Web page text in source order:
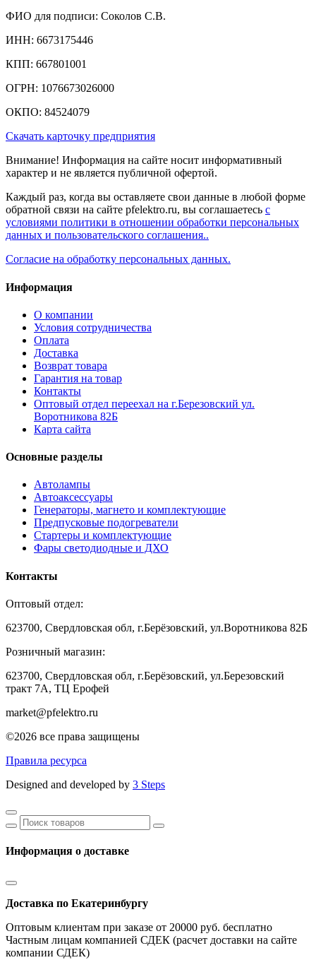
ФИО для подписи: Соколов С.В.
ИНН: 6673175446
КПП: 667801001
ОГРН: 1076673026000
ОКПО: 84524079
Скачать карточку предприятия
Внимание! Информация на сайте носит информативный
характер и не является публичной офертой.
Каждый раз, когда вы оставляете свои данные в любой форме
обратной связи на сайте pfelektro.ru, вы соглашаетесь с
условиями политики в отношении обработки персональных
данных и пользовательского соглашения..
Согласие на обработку персональных данных.
Информация
О компании
Условия сотрудничества
Оплата
Доставка
Возврат товара
Гарантия на товар
Контакты
Оптовый отдел переехал на г.Березовский ул.
Воротникова 82Б
Карта сайта
Основные разделы
Автолампы
Автоаксессуары
Генераторы, магнето и комплектующие
Предпусковые подогреватели
Стартеры и комплектующие
Фары светодиодные и ДХО
Контакты
Оптовый отдел:
623700, Свердловская обл, г.Берёзовский, ул.Воротникова 82Б
Розничный магазин:
623700, Свердловская обл, г.Берёзовский, ул.Березовский
тракт 7А, ТЦ Ерофей
market@pfelektro.ru
©2026 все права защищены
Правила ресурса
Designed and developed by 3 Steps
Информация о доставке
Доставка по Екатеринбургу
Оптовым клиентам при заказе от 20000 руб. бесплатно
Частным лицам компанией СДЕК (расчет доставки на сайте
компании СДЕК)